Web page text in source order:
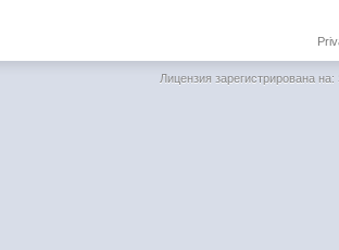
Лицензия зарегистрирована на: